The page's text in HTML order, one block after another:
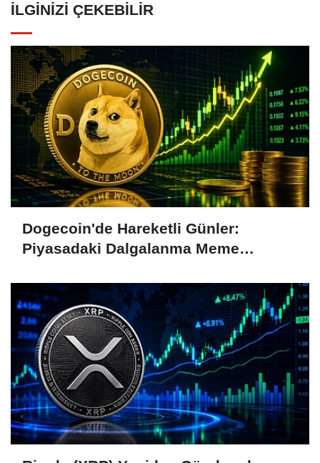
İLGINIZI ÇEKEBILIR
Dogecoin'de Hareketli Günler:
Piyasadaki Dalgalanma Meme